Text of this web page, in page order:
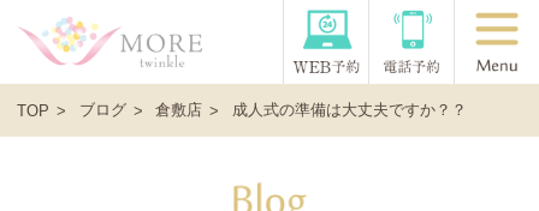
TOP ブログ 倉敷店 成人式の準備は大丈夫ですか？？